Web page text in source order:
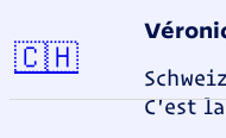
Schweiz
C'est
🇨🇭Schweiz